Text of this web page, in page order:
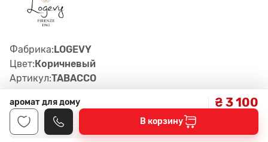
Фабрика:LOGEVY
Цвет:Коричневый
Артикул:TABACCO
Заказать консультацию
аромат для дому ₴ 3 100
В корзину